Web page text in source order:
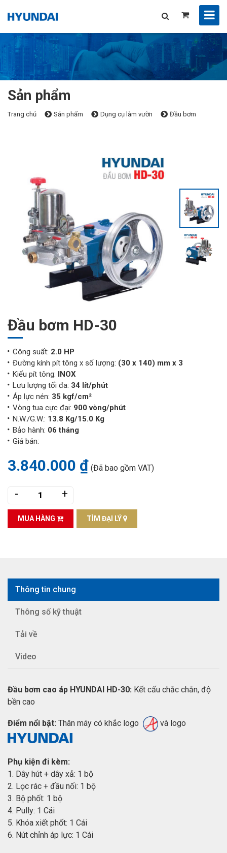
Sản phẩm
Trang chủ Sản phẩm Dụng cụ làm vườn Đầu bơm
Đầu bơm HD-30
Công suất: 2.0 HP
Đường kính pít tông x số lượng: (30 x 140) mm x 3
Kiểu pít tông:
INOX
Lưu lượng tối đa: 34 lít/phút
Áp lực nén: 35 kgf/cm²
Vòng tua cực đại: 900 vòng/phút
N.W./G.W.: 13.8 Kg/15.0 Kg
Bảo hành: 06 tháng
Giá bán:
3.840.000 ₫ (Đã bao gồm VAT)
- +
MUA HÀNG TÌM ĐẠI LÝ
Thông tin chung
Thông số kỹ thuật
Tải về
Video
Đầu bơm cao áp HYUNDAI HD-30: Kết cấu chắc chắn, độ
bền cao
Điểm nổi bật: Thân máy có khắc logo và logo
Phụ kiện đi kèm:
1. Dây hút + dây xả: 1 bộ
2. Lọc rác + đầu nối: 1 bộ
3. Bộ phốt: 1 bộ
4. Pully: 1 Cái
5. Khóa xiết phốt: 1 Cái
6. Nút chỉnh áp lực: 1 Cái